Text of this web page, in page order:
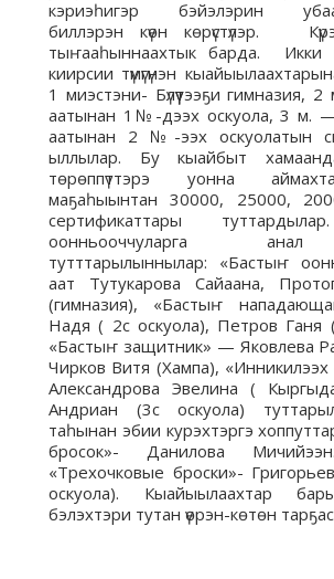
кэриэһигэр бэйэлэрин
биллэрэн күөн көрүстүлэр.
тыҥааһыннаахтык барда. Икки
киирсии түмүгүнэн
1 миэстэни- Бүлүүтээҕи гимназия,
аатынан 1№-дээх оскуола, 3 м.
аатынан 2 №-ээх оскуолатын
ыллылар. Бу кыайбыт
төрөппүттэрэ уонна
маҕаһыынтан 30000, 25000,
сертификаттары
оонньооччуларга
тутттарылыннылар: «Бастыҥ
аат Тутукарова Сайаана,
(гимназия), «Бастыҥ
Надя ( 2с оскуола), Петров Ганя
«Бастыҥ защитник» — Яковлева
Чирков Витя (Хампа),
Александрова Эвелина (
Андриан (3с оскуола)
таһынан эбии курэхтэргэ
бросок»- Данилова
«Трехочковые броски»-
оскуола). Кыайыылаахтар
бэлэхтэри тутан үөрэн-көтөн